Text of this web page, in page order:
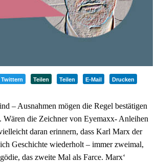
Twittern Teilen Teilen E-Mail Drucken
– Ausnahmen mögen die Regel bestätigen
Wären die Zeichner von Eyemaxx- Anleihen
daran erinnern, dass Karl Marx der
Geschichte wiederholt – immer zweimal,
das zweite Mal als Farce. Marx‘